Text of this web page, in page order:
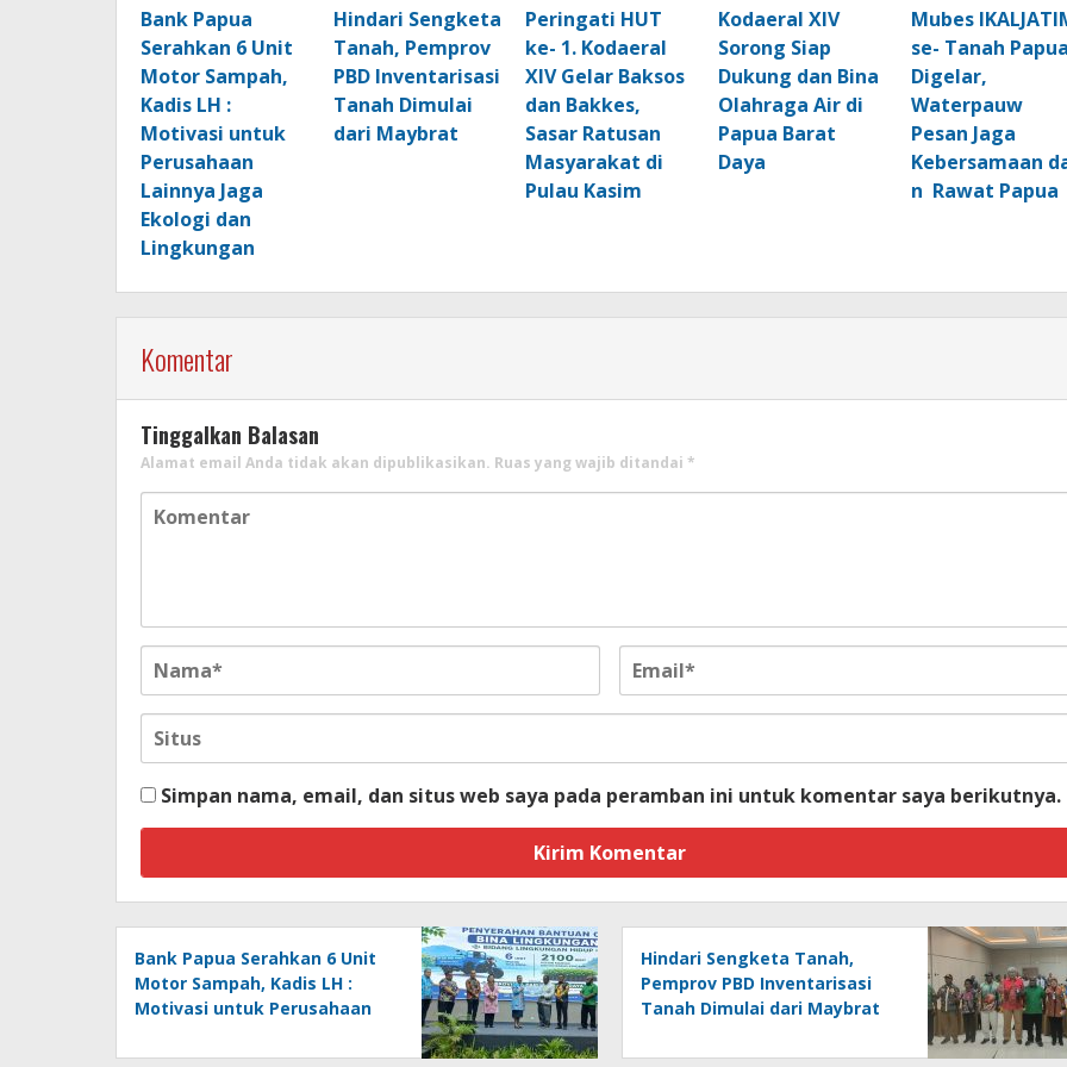
Bank Papua
Serahkan 6 Unit
Motor Sampah,
Kadis LH :
Motivasi untuk
Perusahaan
Lainnya Jaga
Ekologi dan
Lingkungan
Hindari Sengketa
Tanah, Pemprov
PBD Inventarisasi
Tanah Dimulai
dari Maybrat
Peringati HUT
ke- 1. Kodaeral
XIV Gelar Baksos
dan Bakkes,
Sasar Ratusan
Masyarakat di
Pulau Kasim
Kodaeral XIV
Sorong Siap
Dukung dan Bina
Olahraga Air di
Papua Barat
Daya
Mubes
se- Tanah Papua
Digelar,
Waterpauw
Pesan Jaga
Kebersamaan
n Rawat Papua
Komentar
Tinggalkan Balasan
Alamat email Anda tidak akan dipublikasikan. Ruas yang wajib ditandai *
Simpan nama, email, dan situs web saya pada peramban ini untuk komentar saya berikutnya.
Bank Papua Serahkan 6 Unit
Motor Sampah, Kadis LH :
Motivasi untuk Perusahaan
Lingkungan
Hindari Sengketa Tanah,
Pemprov PBD Inventarisasi
Tanah Dimulai dari Maybrat